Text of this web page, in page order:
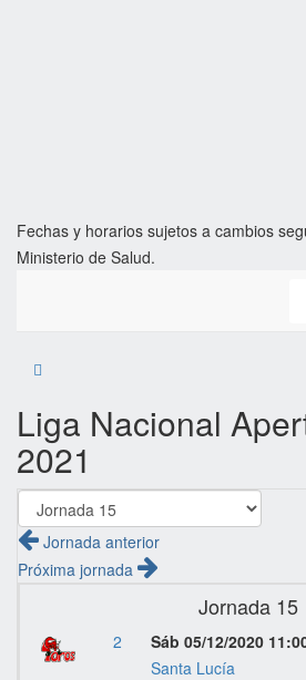
Fechas y horarios sujetos a cambios
Ministerio de Salud.
Liga Nacional
2021
Jornada anterior
Próxima jornada
Jornada 15
2
Sáb 05/12/2020
Santa Lucía